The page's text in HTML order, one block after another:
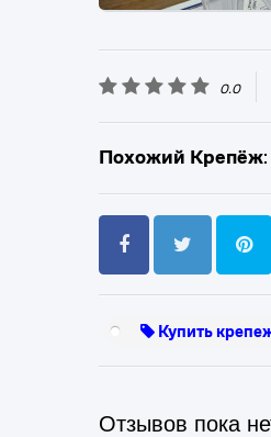
0.0
Похожий Крепёж:
Купить
Отзывов пока